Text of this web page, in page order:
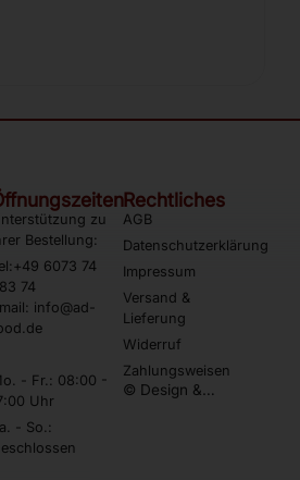
zu
Bestellung:
6073 74
74
info@ad-
- Fr.: 08:00 -
Uhr
- So.:
Rechtliches
AGB
Datenschutzerklärung
Impressum
Versand &
Lieferung
Widerruf
Zahlungsweisen
© Design &